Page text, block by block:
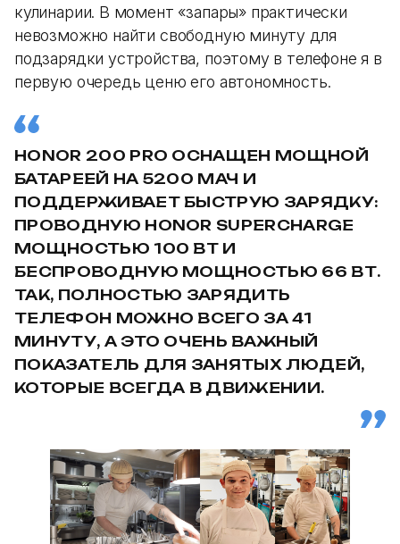
кулинарии. В момент «запары» практически
невозможно найти свободную минуту для
подзарядки устройства, поэтому в телефоне я в
первую очередь ценю его автономность.
HONOR 200 PRO ОСНАЩЕН МОЩНОЙ
БАТАРЕЕЙ НА 5200 МАЧ И
ПОДДЕРЖИВАЕТ БЫСТРУЮ ЗАРЯДКУ:
ПРОВОДНУЮ HONOR SUPERCHARGE
МОЩНОСТЬЮ 100 ВТ И
БЕСПРОВОДНУЮ МОЩНОСТЬЮ 66 ВТ.
ТАК, ПОЛНОСТЬЮ ЗАРЯДИТЬ
ТЕЛЕФОН МОЖНО ВСЕГО ЗА 41
МИНУТУ, А ЭТО ОЧЕНЬ ВАЖНЫЙ
ПОКАЗАТЕЛЬ ДЛЯ ЗАНЯТЫХ ЛЮДЕЙ,
КОТОРЫЕ ВСЕГДА В ДВИЖЕНИИ.